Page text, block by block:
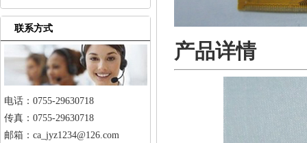
产品详情
联系方式
电话：0755-29630718
传真：0755-29630718
邮箱：ca_jyz1234@126.com